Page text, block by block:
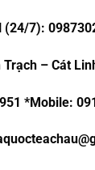
(24/7):
Trạch – Cát
*Mobile: